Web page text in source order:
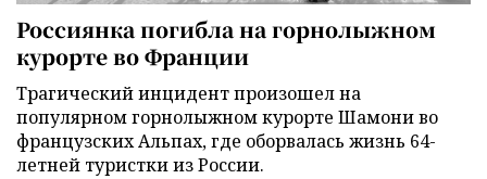
Россиянка погибла на горнолыжном
курорте во Франции
Трагический инцидент произошел на
популярном горнолыжном курорте Шамони во
французских Альпах, где оборвалась жизнь 64-
летней туристки из России.